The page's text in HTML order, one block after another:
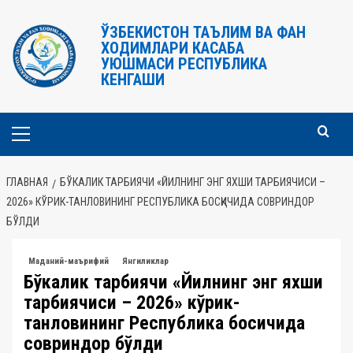
содержимому
ЎЗБЕКИСТОН ТАЪЛИМ ВА ФАН
ХОДИМЛАРИ КАСАБА
УЮШМАСИ РЕСПУБЛИКА
КЕНГАШИ
Основное
ГЛАВНАЯ
БЎКАЛИК ТАРБИЯЧИ «ЙИЛНИНГ ЭНГ ЯХШИ ТАРБИЯЧИСИ –
2026» КЎРИК-ТАНЛОВИНИНГ РЕСПУБЛИКА БОСҚИЧИДА СОВРИНДОР
БЎЛДИ
Маданий-маърифий Янгиликлар
Бўкалик тарбиячи «Йилнинг энг яхши
тарбиячиси – 2026» кўрик-
танловининг Республика босқичида
совриндор бўлди